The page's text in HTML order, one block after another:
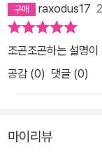
또한 다방면으로 깊이 있는 지식을
자는 이 책을 쓰기 위
록, 평사도법과 원뿔곡선을 설명하고 있는 중국 청나라 시대의 『서양
신법역서』, 조선 시대
의 옛 문헌은 물론 유
다. 저자는 동양과 서양의 기하학 발달에 대해 역사적으로 고찰했을
raxodus17
조곤조곤하는 설명이
공감 (0) 댓글 (0)
마이리뷰